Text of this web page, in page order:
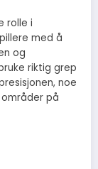
rolle i
med å
og
riktig grep
noe
på